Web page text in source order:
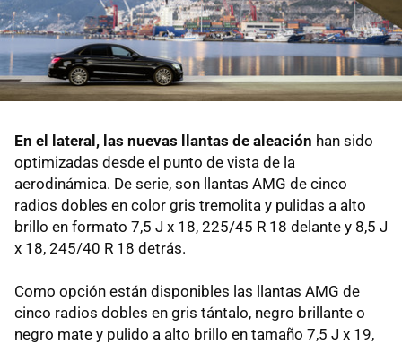
En el lateral, las nuevas llantas de aleación han sido
optimizadas desde el punto de vista de la
aerodinámica. De serie, son llantas AMG de cinco
radios dobles en color gris tremolita y pulidas a alto
brillo en formato 7,5 J x 18, 225/45 R 18 delante y 8,5 J
x 18, 245/40 R 18 detrás.
Como opción están disponibles las llantas AMG de
cinco radios dobles en gris tántalo, negro brillante o
negro mate y pulido a alto brillo en tamaño 7,5 J x 19,